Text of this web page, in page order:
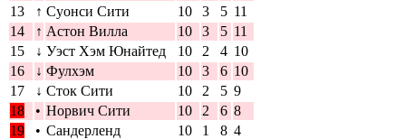
13
↑ Суонси Сити 10 3 5 11
14
↑ Астон Вилла 10 3 5 11
15
↓ Уэст Хэм Юнайтед 10 2 4 10
16
↓ Фулхэм 10 3 6 10
17
↓ Сток Сити 10 2 5 9
18
• Норвич Сити 10 2 6 8
19
• Сандерленд 10 1 8 4